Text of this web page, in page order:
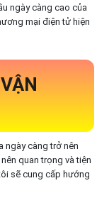
ngày càng cao của
mại điện tử hiện
ngày càng trở nên
quan trọng và tiện
sẽ cung cấp hướng